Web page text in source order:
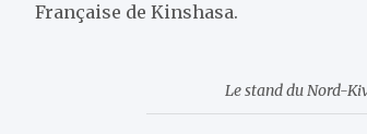
Française de Kinshasa.
Le stand du Nord-